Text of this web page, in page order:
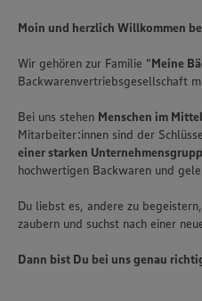
Moin und herzlich Willkommen
Wir gehören zur Familie "Meine
Backwarenvertriebsgesellschaft
Bei uns stehen Menschen im
Mitarbeiter:innen sind der
einer starken
hochwertigen Backwaren und
Du liebst es, andere zu
zaubern und suchst nach einer
Dann bist Du bei uns genau